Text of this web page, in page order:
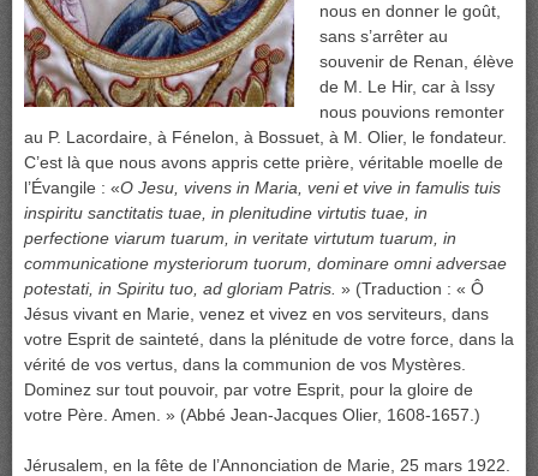
nous en donner le goût,
sans s’arrêter au
souvenir de Renan, élève
de M. Le Hir, car à Issy
nous pouvions remonter
au P. Lacordaire, à Fénelon, à Bossuet, à M. Olier, le fondateur.
C’est là que nous avons appris cette prière, véritable moelle de
l’Évangile : «O Jesu, vivens in Maria, veni et vive in famulis tuis
inspiritu sanctitatis tuae, in plenitudine virtutis tuae, in
perfectione viarum tuarum, in veritate virtutum tuarum, in
communicatione mysteriorum tuorum, dominare omni adversae
potestati, in Spiritu tuo, ad gloriam Patris. » (Traduction : « Ô
Jésus vivant en Marie, venez et vivez en vos serviteurs, dans
votre Esprit de sainteté, dans la plénitude de votre force, dans la
vérité de vos vertus, dans la communion de vos Mystères.
Dominez sur tout pouvoir, par votre Esprit, pour la gloire de
votre Père. Amen. » (Abbé Jean-Jacques Olier, 1608-1657.)
Jérusalem, en la fête de l’Annonciation de Marie, 25 mars 1922.